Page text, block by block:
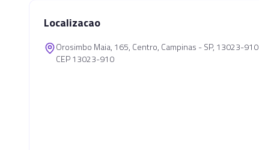
Localizacao
Orosimbo Maia, 165, Centro, Campinas - SP, 13023-910
CEP 13023-910